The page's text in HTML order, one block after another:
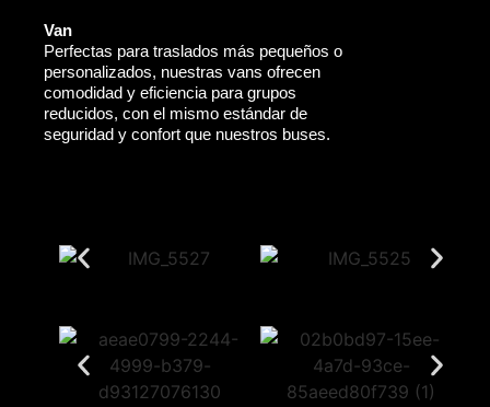
Van
Perfectas para traslados más pequeños o
personalizados, nuestras vans ofrecen
comodidad y eficiencia para grupos
reducidos, con el mismo estándar de
seguridad y confort que nuestros buses.